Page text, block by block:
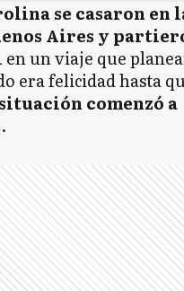
se casaron en
Aires y
en un viaje que
era felicidad hasta
comenzó a
.